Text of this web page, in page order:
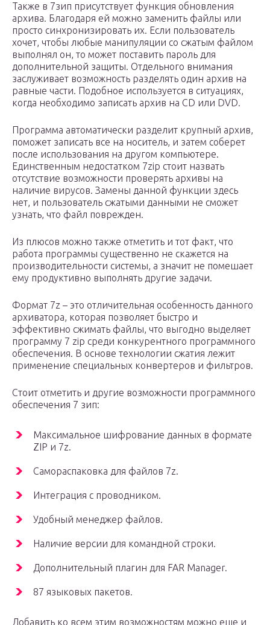
Также в 7зип присутствует функция обновления
архива. Благодаря ей можно заменить файлы или
просто синхронизировать их. Если пользователь
хочет, чтобы любые манипуляции со сжатым файлом
выполнял он, то может поставить пароль для
дополнительной защиты. Отдельного внимания
заслуживает возможность разделять один архив на
равные части. Подобное используется в ситуациях,
когда необходимо записать архив на CD или DVD.
Программа автоматически разделит крупный архив,
поможет записать все на носитель, и затем соберет
после использования на другом компьютере.
Единственным недостатком 7zip стоит назвать
отсутствие возможности проверять архивы на
наличие вирусов. Замены данной функции здесь
нет, и пользователь сжатыми данными не сможет
узнать, что файл поврежден.
Из плюсов можно также отметить и тот факт, что
работа программы существенно не скажется на
производительности системы, а значит не помешает
ему продуктивно выполнять другие задачи.
Формат 7z – это отличительная особенность данного
архиватора, которая позволяет быстро и
эффективно сжимать файлы, что выгодно выделяет
программу 7 zip среди конкурентного программного
обеспечения. В основе технологии сжатия лежит
применение специальных конвертеров и фильтров.
Стоит отметить и другие возможности программного
обеспечения 7 зип:
Максимальное шифрование данных в формате
ZIP и 7z.
Самораспаковка для файлов 7z.
Интеграция с проводником.
Удобный менеджер файлов.
Наличие версии для командной строки.
Дополнительный плагин для FAR Manager.
87 языковых пакетов.
Добавить ко всем этим возможностям можно еще и